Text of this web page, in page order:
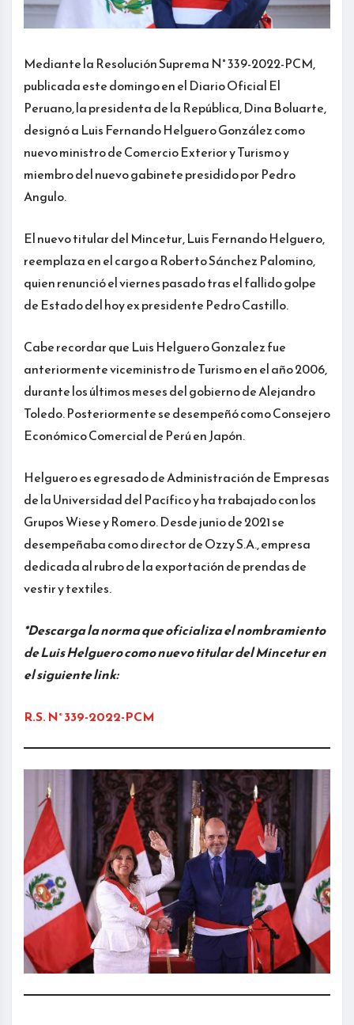
Mediante la Resolución Suprema N° 339-2022-PCM,
publicada este domingo en el Diario Oficial El
Peruano, la presidenta de la República, Dina Boluarte,
designó a Luis Fernando Helguero González como
nuevo ministro de Comercio Exterior y Turismo y
miembro del nuevo gabinete presidido por Pedro
Angulo.
El nuevo titular del Mincetur, Luis Fernando Helguero,
reemplaza en el cargo a Roberto Sánchez Palomino,
quien renunció el viernes pasado tras el fallido golpe
de Estado del hoy ex presidente Pedro Castillo.
Cabe recordar que Luis Helguero Gonzalez fue
anteriormente viceministro de Turismo en el año 2006,
durante los últimos meses del gobierno de Alejandro
Toledo. Posteriormente se desempeñó como Consejero
Económico Comercial de Perú en Japón.
Helguero es egresado de Administración de Empresas
de la Universidad del Pacífico y ha trabajado con los
Grupos Wiese y Romero. Desde junio de 2021 se
desempeñaba como director de Ozzy S.A., empresa
dedicada al rubro de la exportación de prendas de
vestir y textiles.
*Descarga la norma que oficializa el nombramiento
de Luis Helguero como nuevo titular del Mincetur en
el siguiente link:
R.S. N° 339-2022-PCM